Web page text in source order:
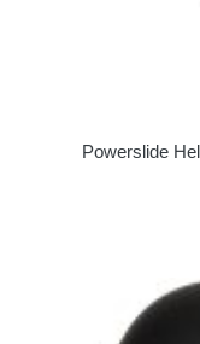
Powerslide